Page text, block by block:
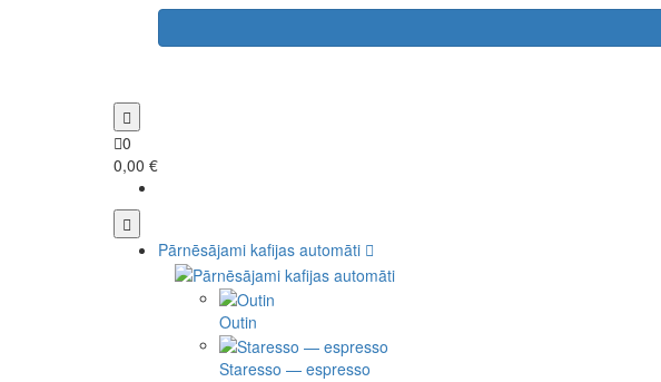
0
0,00 €
Pārnēsājami kafijas automāti
Outin
Staresso — espresso